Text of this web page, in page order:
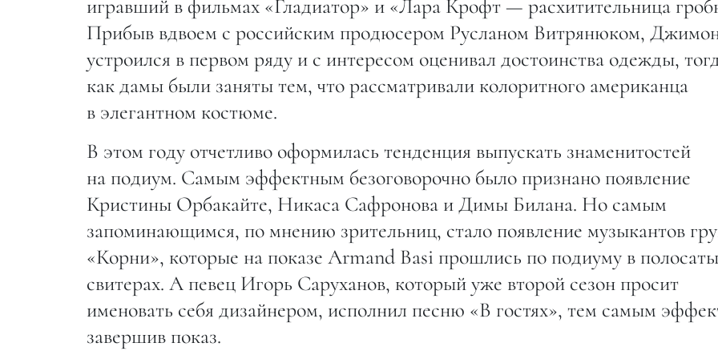
игравший в фильмах «Гладиатор» и «Лара Крофт — расхитительница
Прибыв вдвоем с российским продюсером Русланом Витрянюком,
устроился в первом ряду и с интересом оценивал достоинства одежды,
как дамы были заняты тем, что рассматривали колоритного американца
в элегантном костюме.
В этом году отчетливо оформилась тенденция выпускать знаменитостей
на подиум. Самым эффектным безоговорочно было признано появление
Кристины Орбакайте, Никаса Сафронова и Димы Билана. Но самым
запоминающимся, по мнению зрительниц, стало появление музыкантов
«Корни», которые на показе Armand Basi прошлись по подиуму в
свитерах. А певец Игорь Саруханов, который уже второй сезон просит
именовать себя дизайнером, исполнил песню «В гостях», тем самым
завершив показ.